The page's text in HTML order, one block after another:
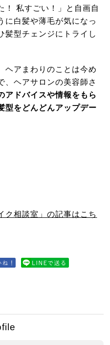
！ 私すごい！」と自画自
に白髪や薄毛が気になっ
髪型チェンジにトライし
ヘアまわりのことは今め
、ヘアサロンの美容師さ
アドバイスや情報をもら
型をどんどんアップデー
相談室」の記事はこち